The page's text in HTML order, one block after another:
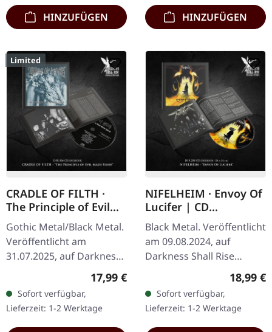
HINZUFÜGEN HINZUFÜGEN
Limited
CRADLE OF FILTH ·
The Principle of Evil
Made Flesh |
DIGIBOOK CD
Gothic Metal/Black Metal.
Veröffentlicht am
31.07.2025, auf Darkness
Shall Rise Productions.
Hardcover-Digibook mit
24-seitigem Booklet,
Neue…
Regulärer Preis:
17,99 €
Sofort verfügbar,
Lieferzeit: 1-2 Werktage
NIFELHEIM · Envoy Of
Lucifer | CD
DIGIBOOK
Black Metal. Veröffentlicht
am 09.08.2024, auf
Darkness Shall Rise
Productions. Luxuriöses
Hardcover-Digibook,
14x14 cm, enthält ein 30-
seitiges…
18,99 €
Sofort verfügbar,
Lieferzeit: 1-2 Werktage